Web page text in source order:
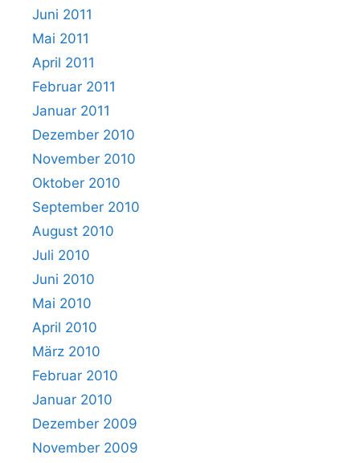
Juni 2011
Mai 2011
April 2011
Februar 2011
Januar 2011
Dezember 2010
November 2010
Oktober 2010
September 2010
August 2010
Juli 2010
Juni 2010
Mai 2010
April 2010
März 2010
Februar 2010
Januar 2010
Dezember 2009
November 2009